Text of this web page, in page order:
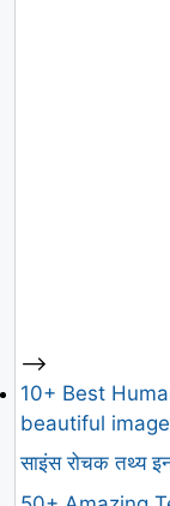
-->
10+ Best
beautiful
साइंस रोचक तथ्य